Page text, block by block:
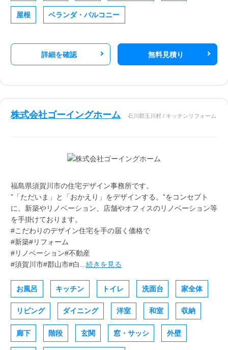
屋根 ベランダ・バルコニー
詳細を確認 無料見積り
株式会社ゴーイングホーム 石川郡玉川村 / キッチンリフォーム
福島県須賀川市の住宅デザイン事務所です。
”「ただいま」と「おかえり」をデザインする。”をコンセプト
に、新築やリノベーション、店舗やオフィスのリノベーション等
を手掛けております。
#こだわりのデザイン住宅を手の届く価格で
#新築#リフォーム
#リノベーション#不動産
#須賀川市#郡山市#白...続きを見る
お風呂 キッチン トイレ 洗面台 家全体
リビング ダイニング 洋室 和室 収納
廊下 階段 玄関 窓・サッシ 外壁